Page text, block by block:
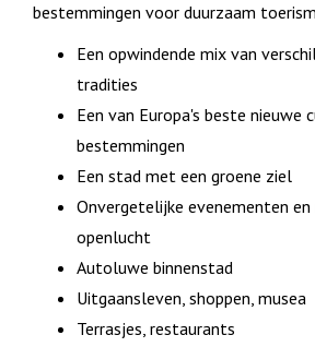
bestemmingen voor duurzaam
Een opwindende mix van
tradities
Een van Europa's beste nieuwe
bestemmingen
Een stad met een groene ziel
Onvergetelijke evenementen en
openlucht
Autoluwe binnenstad
Uitgaansleven, shoppen, musea
Terrasjes, restaurants